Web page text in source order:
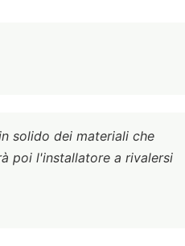
solido dei materiali che
poi l'installatore a rivalersi